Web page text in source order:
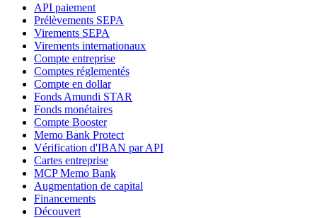
API paiement
Prélèvements SEPA
Virements SEPA
Virements internationaux
Compte entreprise
Comptes réglementés
Compte en dollar
Fonds Amundi STAR
Fonds monétaires
Compte Booster
Memo Bank Protect
Vérification d'IBAN par API
Cartes entreprise
MCP Memo Bank
Augmentation de capital
Financements
Découvert